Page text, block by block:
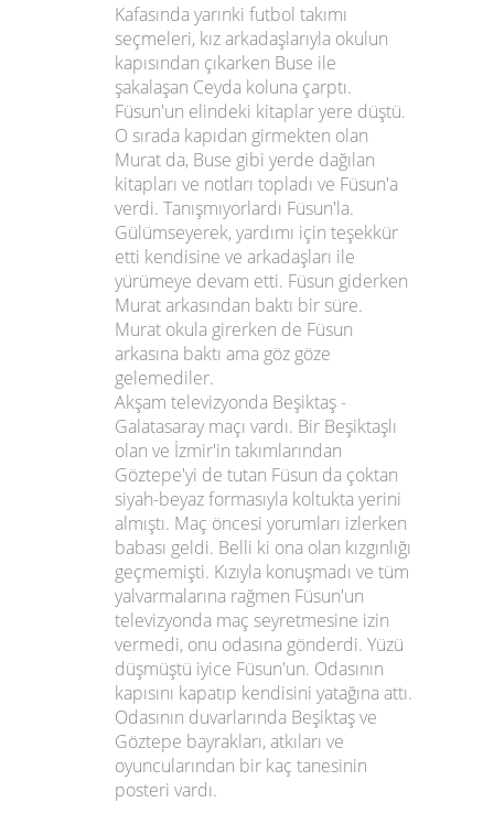
Kafasında yarınki futbol takımı
seçmeleri, kız arkadaşlarıyla okulun
kapısından çıkarken Buse ile
şakalaşan Ceyda koluna çarptı.
Füsun'un elindeki kitaplar yere düştü.
O sırada kapıdan girmekten olan
Murat da, Buse gibi yerde dağılan
kitapları ve notları topladı ve Füsun'a
verdi. Tanışmıyorlardı Füsun'la.
Gülümseyerek, yardımı için teşekkür
etti kendisine ve arkadaşları ile
yürümeye devam etti. Füsun giderken
Murat arkasından baktı bir süre.
Murat okula girerken de Füsun
arkasına baktı ama göz göze
gelemediler.
Akşam televizyonda Beşiktaş -
Galatasaray maçı vardı. Bir Beşiktaşlı
olan ve İzmir'in takımlarından
Göztepe'yi de tutan Füsun da çoktan
siyah-beyaz formasıyla koltukta yerini
almıştı. Maç öncesi yorumları izlerken
babası geldi. Belli ki ona olan kızgınlığı
geçmemişti. Kızıyla konuşmadı ve tüm
yalvarmalarına rağmen Füsun'un
televizyonda maç seyretmesine izin
vermedi, onu odasına gönderdi. Yüzü
düşmüştü iyice Füsun'un. Odasının
kapısını kapatıp kendisini yatağına attı.
Odasının duvarlarında Beşiktaş ve
Göztepe bayrakları, atkıları ve
oyuncularından bir kaç tanesinin
posteri vardı.